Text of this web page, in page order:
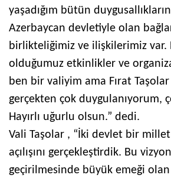
yaşadığım bütün
Azerbaycan devletiyle olan
birlikteliğimiz ve ilişkilerimiz var.
olduğumuz etkinlikler ve
ben bir valiyim ama Fırat
gerçekten çok duygulanıyorum,
Hayırlı uğurlu olsun.” dedi.
Vali Taşolar , “İki devlet bir millet
açılışını gerçekleştirdik. Bu
geçirilmesinde büyük emeği olan